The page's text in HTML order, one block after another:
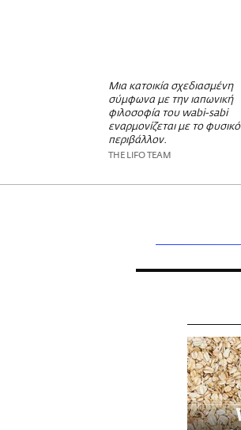
Μια κατοικία σχεδιασμένη
σύμφωνα με την ιαπωνική
φιλοσοφία του wabi-sabi
εναρμονίζεται με το φυσικό
περιβάλλον.
THE LIFO TEAM